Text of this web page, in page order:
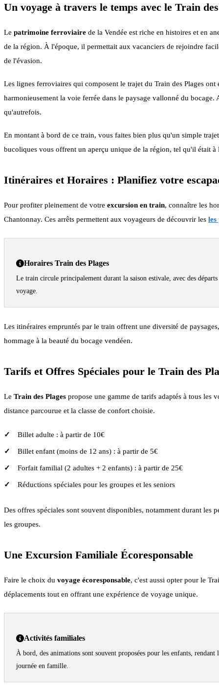
Un voyage à travers le temps avec le Train
Le patrimoine ferroviaire de la Vendée est riche en histoires et en
de la région. À l'époque, il permettait aux vacanciers de rejoindre
de l'évasion.
Les lignes ferroviaires qui composent le trajet du Train des Plages
harmonieusement la voie ferrée dans le paysage vallonné du
qu'autrefois.
En montant à bord de ce train, vous faites bien plus qu'un simple
bucoliques vous offrent un aperçu unique de la région, tel qu'il était à
Itinéraires et Horaires : Planifiez votre
Pour profiter pleinement de votre excursion en train, connaître les
Chantonnay. Ces arrêts permettent aux voyageurs de découvrir les les
Horaires Train des Plages
Le train circule principalement durant la saison estivale, avec des
voyage.
Les itinéraires empruntés par le train offrent une diversité de
hommage à la beauté du bocage vendéen.
Tarifs et Offres Spéciales pour le Train des
Le Train des Plages propose une gamme de tarifs adaptés à tous
distance parcourue et la classe de confort choisie.
Billet adulte : à partir de 10€
Billet enfant (moins de 12 ans) : à partir de 5€
Forfait familial (2 adultes + 2 enfants) : à partir de 25€
Réductions spéciales pour les groupes et les seniors
Des offres spéciales sont souvent disponibles, notamment durant les
les groupes.
Une Excursion Familiale Écoresponsable
Faire le choix du voyage écoresponsable, c'est aussi opter pour le
déplacements tout en offrant une expérience de voyage unique.
Activités familiales
À bord, des animations sont souvent proposées pour les enfants,
journée en famille.